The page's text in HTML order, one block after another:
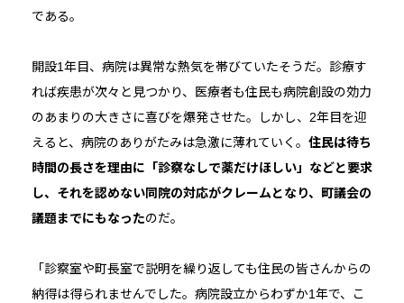
である。
開設1年目、病院は異常な熱気を帯びていたそうだ。診療す
れば疾患が次々と見つかり、医療者も住民も病院創設の効力
のあまりの大きさに喜びを爆発させた。しかし、2年目を迎
えると、病院のありがたみは急激に薄れていく。 住民は待ち
時間の長さを理由に「診察なしで薬だけほしい」などと要求
し、それを認めない同院の対応がクレームとなり、町議会の
議題までにもなったのだ。
「診察室や町長室で説明を繰り返しても住民の皆さんからの
納得は得られませんでした。病院設立からわずか1年で、こ